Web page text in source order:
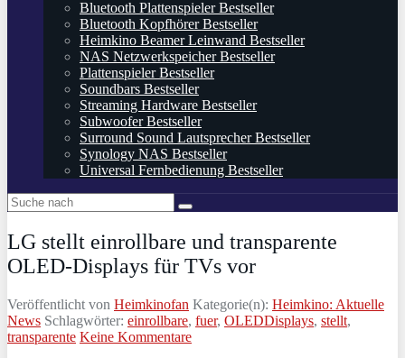
Bluetooth Plattenspieler Bestseller
Bluetooth Kopfhörer Bestseller
Heimkino Beamer Leinwand Bestseller
NAS Netzwerkspeicher Bestseller
Plattenspieler Bestseller
Soundbars Bestseller
Streaming Hardware Bestseller
Subwoofer Bestseller
Surround Sound Lautsprecher Bestseller
Synology NAS Bestseller
Universal Fernbedienung Bestseller
LG stellt einrollbare und transparente
OLED-Displays für TVs vor
Veröffentlicht von Heimkinofan Kategorie(n): Heimkino: Aktuelle
News Schlagwörter: einrollbare, fuer, OLEDDisplays, stellt,
transparente Keine Kommentare